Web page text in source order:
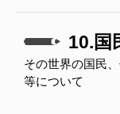
10.国
その世界の国民
等について